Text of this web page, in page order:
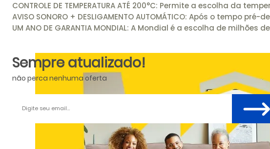
CONTROLE DE TEMPERATURA ATÉ 200°C: Permite a escolha da
AVISO SONORO + DESLIGAMENTO AUTOMÁTICO: Após o
UM ANO DE GARANTIA MONDIAL: A Mondial é a escolha de
Sempre atualizado!
não perca nenhuma oferta